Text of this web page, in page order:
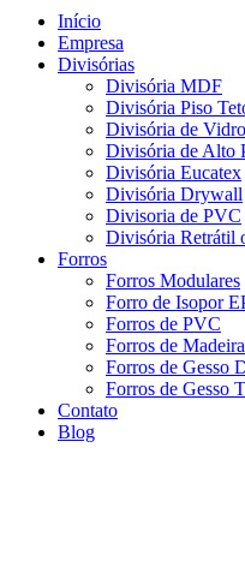
Início
Empresa
Divisórias
Divisória MDF
Divisória Piso
Divisória de Vidro
Divisória de Alto
Divisória Eucatex
Divisória Drywall
Divisoria de PVC
Divisória Retrátil
Forros
Forros Modulares
Forro de Isopor
Forros de PVC
Forros de Madeira
Forros de Gesso
Forros de Gesso
Contato
Blog